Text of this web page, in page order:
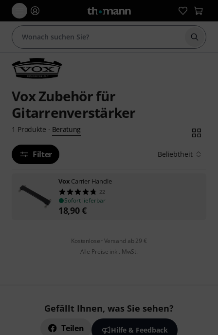
Suche
Vox Zubehör für
Gitarrenverstärker
1 Produkte · Beratung
Filter Beliebtheit
Vox Carrier Handle
22
Sofort lieferbar
18,90€
Kostenloser Versand ab 29 €
Alle Preise inkl. MwSt.
Gefällt Ihnen, was Sie sehen?
Teilen Hilfe & Feedback